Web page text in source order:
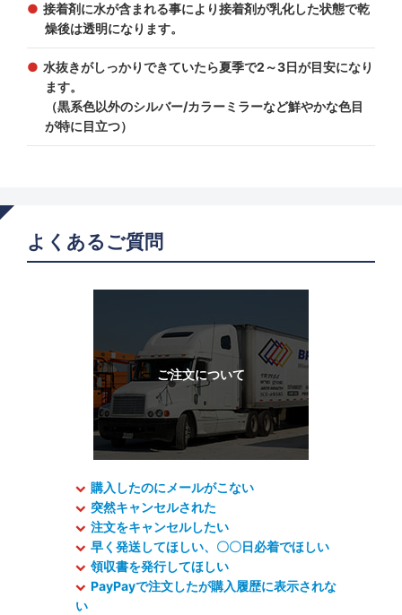
接着剤に水が含まれる事により接着剤が乳化した状態で乾
燥後は透明になります。
水抜きがしっかりできていたら夏季で2～3日が目安になり
ます。
（黒系色以外のシルバー/カラーミラーなど鮮やかな色目
が特に目立つ）
よくあるご質問
購入したのにメールがこない
突然キャンセルされた
注文をキャンセルしたい
早く発送してほしい、〇〇日必着でほしい
領収書を発行してほしい
PayPayで注文したが購入履歴に表示されな
い